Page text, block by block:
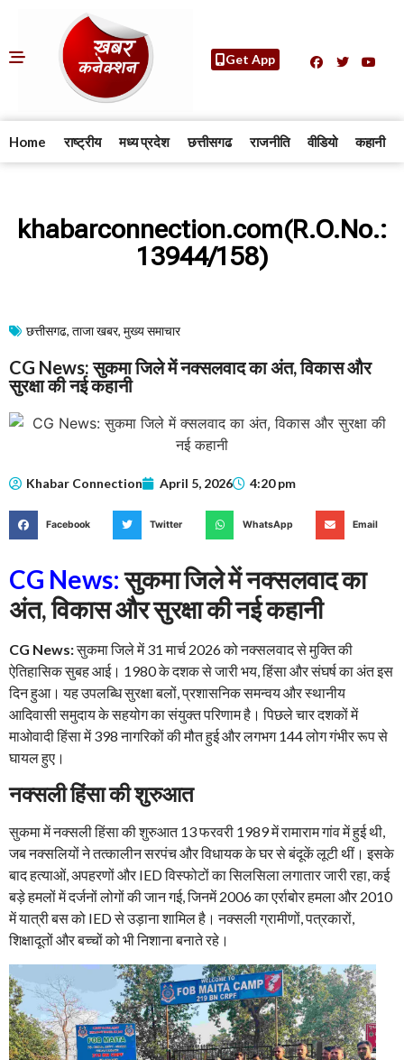
Get App
Home राष्ट्रीय मध्य प्रदेश छत्तीसगढ राजनीति वीडियो कहानी
khabarconnection.com(R.O.No.:
13944/158)
छत्तीसगढ, ताजा खबर, मुख्य समाचार​
CG News: सुकमा जिले में नक्सलवाद का अंत, विकास और
सुरक्षा की नई कहानी
Khabar Connection April 5, 2026 4:20 pm
Facebook Twitter WhatsApp Email
CG News:सुकमा जिले में नक्सलवाद का
अंत, विकास और सुरक्षा की नई कहानी
CG News:सुकमा जिले में 31 मार्च 2026 को नक्सलवाद से मुक्ति की
ऐतिहासिक सुबह आई। 1980 के दशक से जारी भय, हिंसा और संघर्ष का अंत इस
दिन हुआ। यह उपलब्धि सुरक्षा बलों, प्रशासनिक समन्वय और स्थानीय
आदिवासी समुदाय के सहयोग का संयुक्त परिणाम है। पिछले चार दशकों में
माओवादी हिंसा में 398 नागरिकों की मौत हुई और लगभग 144 लोग गंभीर रूप से
घायल हुए।
नक्सली हिंसा की शुरुआत
सुकमा में नक्सली हिंसा की शुरुआत 13 फरवरी 1989 में रामाराम गांव में हुई थी,
जब नक्सलियों ने तत्कालीन सरपंच और विधायक के घर से बंदूकें लूटी थीं। इसके
बाद हत्याओं, अपहरणों और IED विस्फोटों का सिलसिला लगातार जारी रहा, कई
बड़े हमलों में दर्जनों लोगों की जान गई, जिनमें 2006 का एर्राबोर हमला और 2010
में यात्री बस को IED से उड़ाना शामिल है। नक्सली ग्रामीणों, पत्रकारों,
शिक्षादूतों और बच्चों को भी निशाना बनाते रहे।